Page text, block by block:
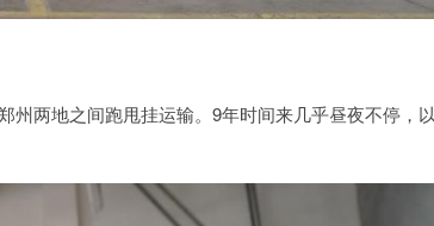
州两地之间跑甩挂运输。9年时间来几乎昼夜不停，